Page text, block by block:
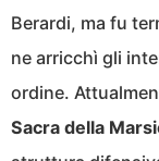
Berardi, ma fu
ne arricchì gli
ordine.
Sacra della